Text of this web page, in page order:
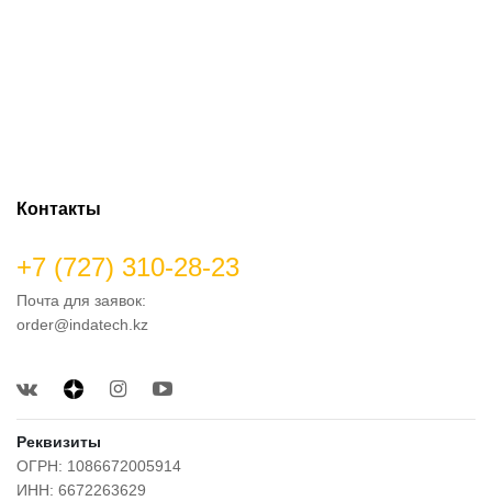
Контакты
+7 (727) 310-28-23
Почта для заявок:
order@indatech.kz
Реквизиты
ОГРН: 1086672005914
ИНН: 6672263629